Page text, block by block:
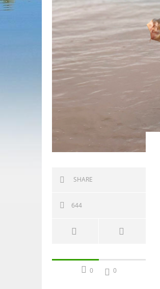
SHARE
644
0 0